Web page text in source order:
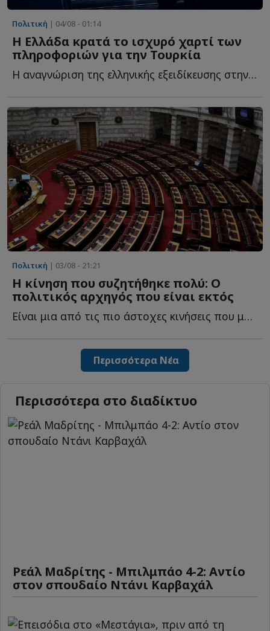
Πολιτική | 04/08 - 01:14
Η Ελλάδα κρατά το ισχυρό χαρτί των
πληροφοριών για την Τουρκία
Η αναγνώριση της ελληνικής εξειδίκευσης στην Τουρκία δ...
Πολιτική | 03/08 - 21:21
Η κίνηση που συζητήθηκε πολύ: Ο
πολιτικός αρχηγός που είναι εκτός
Είναι μια από τις πιο άστοχες κινήσεις που μπορούσε ν...
Περισσότερα Νέα
Περισσότερα στο διαδίκτυο
Ρεάλ Μαδρίτης - Μπιλμπάο 4-2: Αντίο
στον σπουδαίο Ντάνι Καρβαχάλ